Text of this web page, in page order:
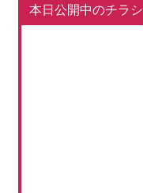
本日公開中のチラシ